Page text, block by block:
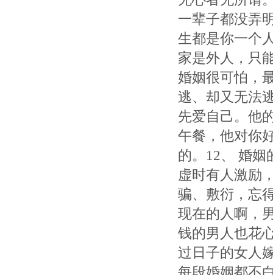
一辈子都没弄
生都是你一个
家是外人，只
婚姻很可怕，
逃、却又无法
先爱自己。他
午餐，他对你
的。12、 婚姻
虚时有人激励
骗、敷衍，忘
现在的人啊，
钱的男人也花
过日子的女人